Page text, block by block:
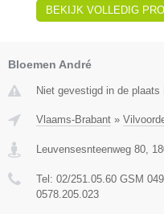
BEKIJK VOLLEDIG
Bloemen André
Niet gevestigd in de plaats
Vlaams-Brabant »
Leuvensesnteenweg 80
Tel: 02/251.05.60 GSM
0578.205.023